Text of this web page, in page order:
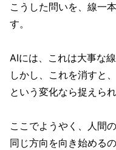
こうした問いを、線一
す。
AIには、これは大事な
しかし、これを消すと
という変化なら捉えられ
ここでようやく、人間
同じ方向を向き始める